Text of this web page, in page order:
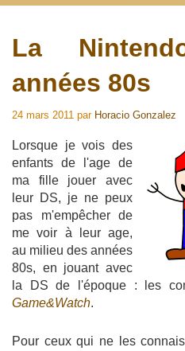
La
années 80s
24 mars 2011 par Horacio Gonzalez
Lorsque je vois des
enfants de l'age de
ma fille jouer avec
leur DS, je ne peux
pas m'empêcher de
me voir à leur age,
au milieu des années
80s, en jouant avec
la DS de l'époque : les
Game&Watch.
Pour ceux qui ne les